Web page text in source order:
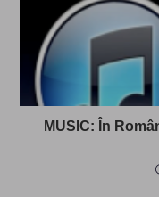
MUSIC: În